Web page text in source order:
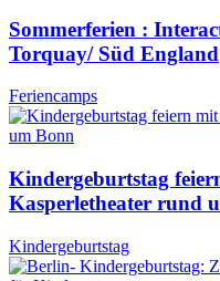
Sommerferien :
Torquay/ Süd England
Feriencamps
Kindergeburtstag
Kasperletheater rund
Kindergeburtstag